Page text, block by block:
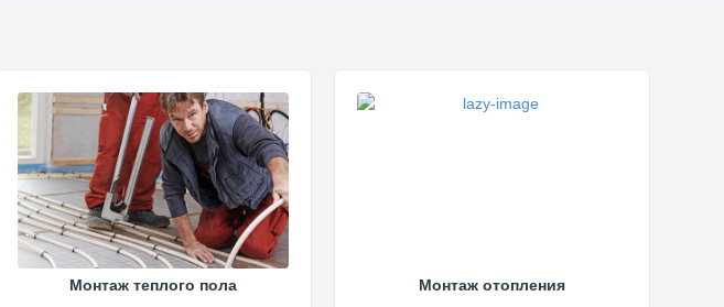
Монтаж теплого пола Монтаж отопления